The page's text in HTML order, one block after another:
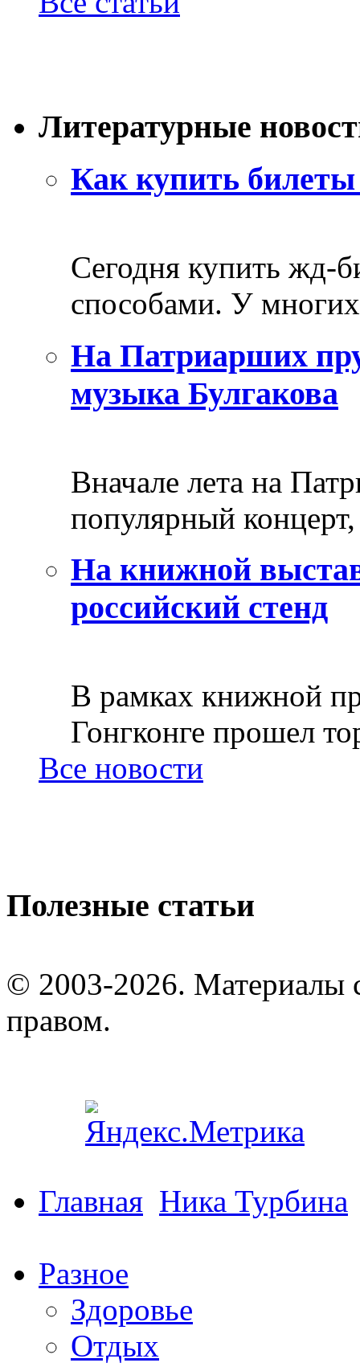
Литературные
Как купить билеты
Сегодня купить жд-
способами. У
На Патриарших
музыка Булгакова
Вначале лета на
популярный
На книжной
российский стенд
В рамках книжной
Гонгконге прошел
Все новости
Полезные статьи
© 2003-2026. Материалы
правом.
Главная Ника Турбина
Разное
Здоровье
Отдых